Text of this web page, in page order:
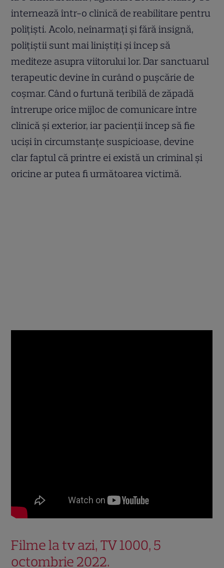
internează într-o clinică de reabilitare pentru
polițiști. Acolo, neînarmați și fără insignă,
polițiștii sunt mai liniștiți și încep să
mediteze asupra viitorului lor. Dar sanctuarul
terapeutic devine în curând o pușcărie de
coșmar. Când o furtună teribilă de zăpadă
întrerupe orice mijloc de comunicare între
clinică și exterior, iar pacienții încep să fie
uciși în circumstanțe suspicioase, devine
clar faptul că printre ei există un criminal și
oricine ar putea fi următoarea victimă.
Filme la tv azi, TV 1000, 5
octombrie 2022.